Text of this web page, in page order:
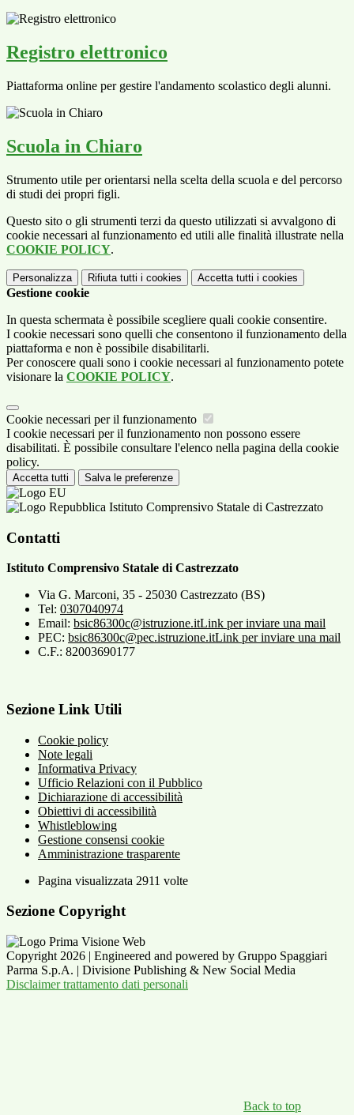
Registro elettronico
Piattaforma online per gestire l'andamento scolastico degli alunni.
Scuola in Chiaro
Strumento utile per orientarsi nella scelta della scuola e del percorso
di studi dei propri figli.
Questo sito o gli strumenti terzi da questo utilizzati si avvalgono di
cookie necessari al funzionamento ed utili alle finalità illustrate nella
COOKIE POLICY.
Personalizza Rifiuta tutti i cookies Accetta tutti i cookies
Gestione cookie
In questa schermata è possibile scegliere quali cookie consentire.
I cookie necessari sono quelli che consentono il funzionamento della
piattaforma e non è possibile disabilitarli.
Per conoscere quali sono i cookie necessari al funzionamento potete
visionare la COOKIE POLICY.
Cookie necessari per il funzionamento
I cookie necessari per il funzionamento non possono essere
disabilitati. È possibile consultare l'elenco nella pagina della cookie
policy.
Accetta tutti Salva le preferenze
Istituto Comprensivo Statale di Castrezzato
Contatti
Istituto Comprensivo Statale di Castrezzato
Via G. Marconi, 35 - 25030 Castrezzato (BS)
Tel: 0307040974
Email: bsic86300c@istruzione.itLink per inviare una mail
PEC: bsic86300c@pec.istruzione.itLink per inviare una mail
C.F.: 82003690177
Sezione Link Utili
Cookie policy
Note legali
Informativa Privacy
Ufficio Relazioni con il Pubblico
Dichiarazione di accessibilità
Obiettivi di accessibilità
Whistleblowing
Gestione consensi cookie
Amministrazione trasparente
Pagina visualizzata 2911 volte
Sezione Copyright
Copyright 2026 | Engineered and powered by Gruppo Spaggiari
Parma S.p.A. | Divisione Publishing & New Social Media
Disclaimer trattamento dati personali
Back to top